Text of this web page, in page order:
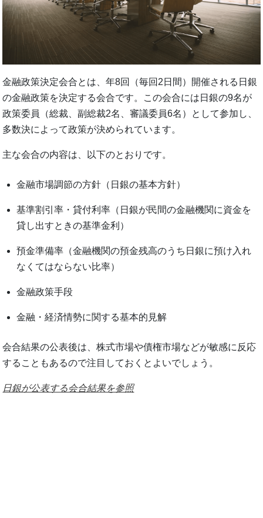
金融政策決定会合とは、年8回（毎回2日間）開催される日銀
の金融政策を決定する会合です。この会合には日銀の9名が
政策委員（総裁、副総裁2名、審議委員6名）として参加し、
多数決によって政策が決められています。
主な会合の内容は、以下のとおりです。
金融市場調節の方針（日銀の基本方針）
基準割引率・貸付利率（日銀が民間の金融機関に資金を
貸し出すときの基準金利）
預金準備率（金融機関の預金残高のうち日銀に預け入れ
なくてはならない比率）
金融政策手段
金融・経済情勢に関する基本的見解
会合結果の公表後は、株式市場や債権市場などが敏感に反応
することもあるので注目しておくとよいでしょう。
日銀が公表する会合結果を参照